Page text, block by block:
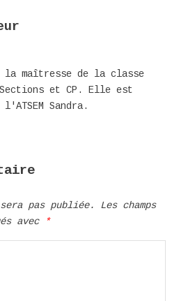
la maîtresse de la classe
Sections et CP. Elle est
Sandra.
pas publiée.
Les champs
avec
*